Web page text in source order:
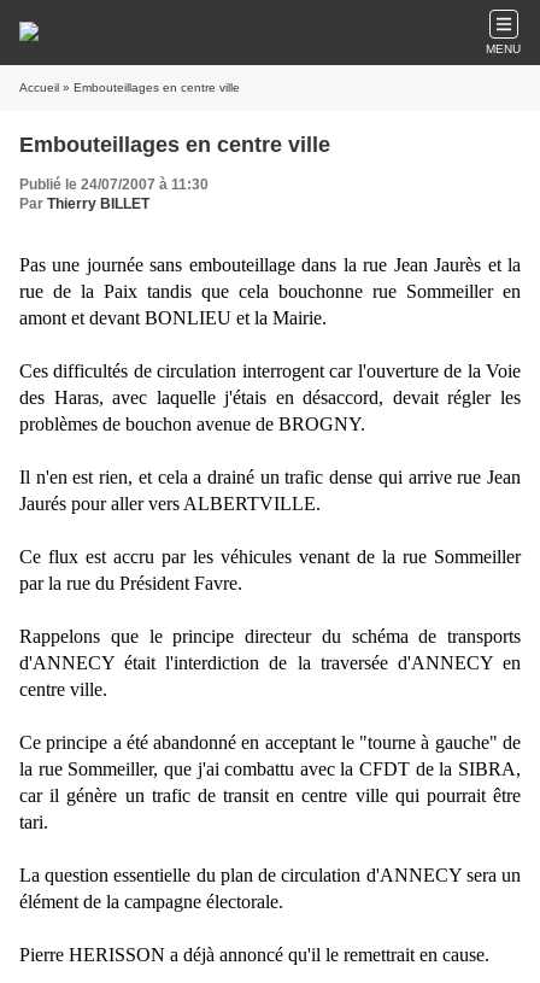
MENU
Accueil » Embouteillages en centre ville
Embouteillages en centre ville
Publié le 24/07/2007 à 11:30
Par Thierry BILLET
Pas une journée sans embouteillage dans la rue Jean Jaurès et la
rue de la Paix tandis que cela bouchonne rue Sommeiller en
amont et devant BONLIEU et la Mairie.
Ces difficultés de circulation interrogent car l'ouverture de la Voie
des Haras, avec laquelle j'étais en désaccord, devait régler les
problèmes de bouchon avenue de BROGNY.
Il n'en est rien, et cela a drainé un trafic dense qui arrive rue Jean
Jaurés pour aller vers ALBERTVILLE.
Ce flux est accru par les véhicules venant de la rue Sommeiller
par la rue du Président Favre.
Rappelons que le principe directeur du schéma de transports
d'ANNECY était l'interdiction de la traversée d'ANNECY en
centre ville.
Ce principe a été abandonné en acceptant le "tourne à gauche" de
la rue Sommeiller, que j'ai combattu avec la CFDT de la SIBRA,
car il génère un trafic de transit en centre ville qui pourrait être
tari.
La question essentielle du plan de circulation d'ANNECY sera un
élément de la campagne électorale.
Pierre HERISSON a déjà annoncé qu'il le remettrait en cause.